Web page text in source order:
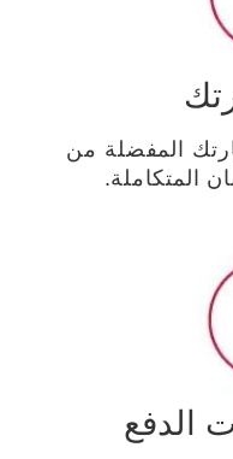
المفضلة من
المتكاملة.
الدفع